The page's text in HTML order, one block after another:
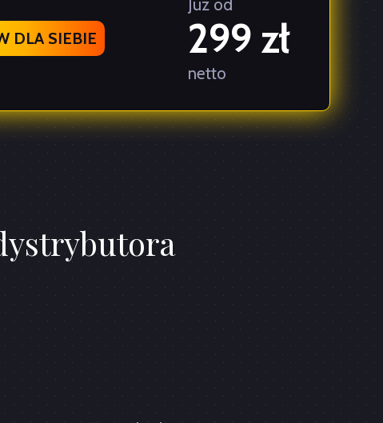
DLA SIEBIE
Juz od
299 zł
netto